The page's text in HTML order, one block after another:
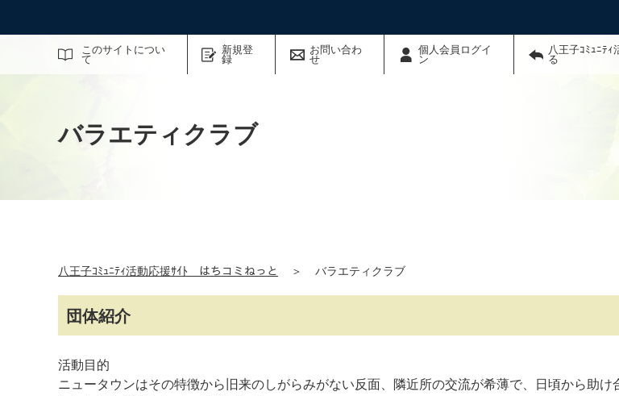
このサイトについ
て
新規登
録
お問い合わ
せ
個人会員ログイ
ン
八王子ｺﾐｭﾆﾃ
る
サイト内検索
バラエティクラブ
八王子ｺﾐｭﾆﾃｨ活動応援ｻｲﾄ はちコミねっと ＞ バラエティクラブ
団体紹介
活動目的
ニュータウンはその特徴から旧来のしがらみがない反面、隣近所の交流が希薄で、日頃から助け